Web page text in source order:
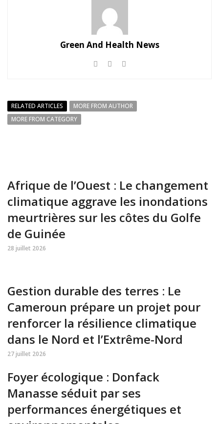
Green And Health News
RELATED ARTICLES
MORE FROM AUTHOR
MORE FROM CATEGORY
Afrique de l’Ouest : Le changement
climatique aggrave les inondations
meurtrières sur les côtes du Golfe
de Guinée
28 juillet 2026
Gestion durable des terres : Le
Cameroun prépare un projet pour
renforcer la résilience climatique
dans le Nord et l’Extrême-Nord
27 juillet 2026
Foyer écologique : Donfack
Manasse séduit par ses
performances énergétiques et